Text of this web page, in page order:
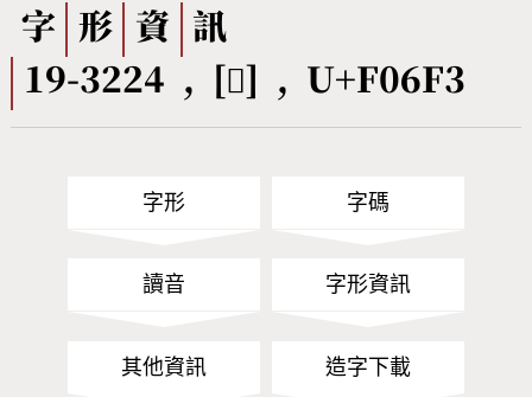
CNS查詢 Unicode查詢
字形下載
熱門查詢統計
字 形 資
訊
19-3224 , [󰛳] , U+F06F3
字形 字碼
讀音 字形資訊
其他資訊 造字下載